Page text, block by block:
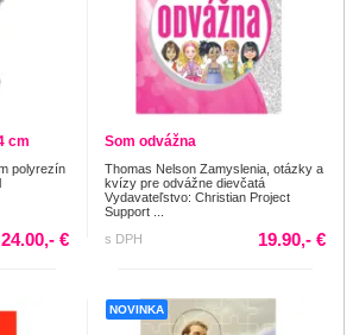
cm
polyrezín
24.00,- €
Som odvážna
Thomas Nelson Zamyslenia, otázky a
kvízy pre odvážne dievčatá
Vydavateľstvo: Christian Project
Support ...
s DPH
19.90,- €
NOVINKA